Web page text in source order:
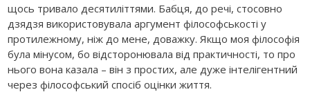
щось тривало десятиліттями. Бабця, до речі, стосовно
дзядзя використовувала аргумент філософськості у
протилежному, ніж до мене, доважку. Якщо моя філософія
була мінусом, бо відсторонювала від практичності, то про
нього вона казала – він з простих, але дуже інтелігентний
через філософський спосіб оцінки життя.